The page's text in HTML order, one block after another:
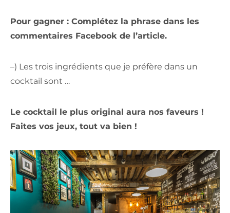
Pour gagner : Complétez la phrase dans les
commentaires Facebook de l’article.
–) Les trois ingrédients que je préfère dans un
cocktail sont …
Le cocktail le plus original aura nos faveurs !
Faites vos jeux, tout va bien !